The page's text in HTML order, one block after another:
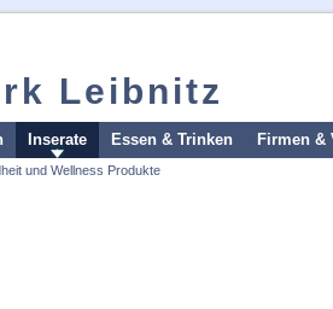
Leibnitz
Inserate Essen & Trinken Firmen &
und Wellness Produkte